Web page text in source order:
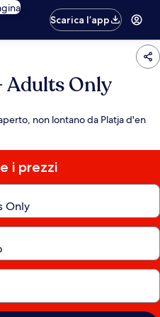
Scarica l’app
Adults Only
non lontano da Platja d'en
i prezzi